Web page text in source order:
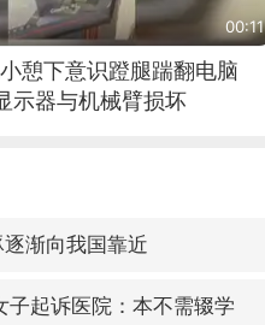
00:11
憩下意识蹬腿踹翻电脑
示器与机械臂损坏
渐向我国靠近
子起诉医院：本不需辍学